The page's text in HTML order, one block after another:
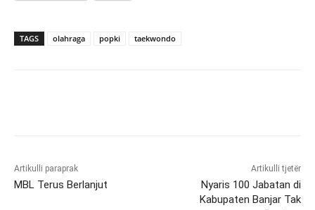
TAGS olahraga popki taekwondo
Artikulli paraprak
MBL Terus Berlanjut
Artikulli tjetër
Nyaris 100 Jabatan di
Kabupaten Banjar Tak